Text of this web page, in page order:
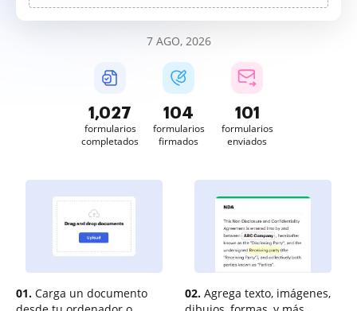
7 AGO, 2026
1,027
formularios
completados
104
formularios
firmados
101
formularios
enviados
01. Carga un documento
02. Agrega texto, imágenes,